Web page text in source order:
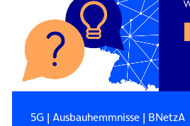
5G| Ausbauhemmnisse| BNetzA